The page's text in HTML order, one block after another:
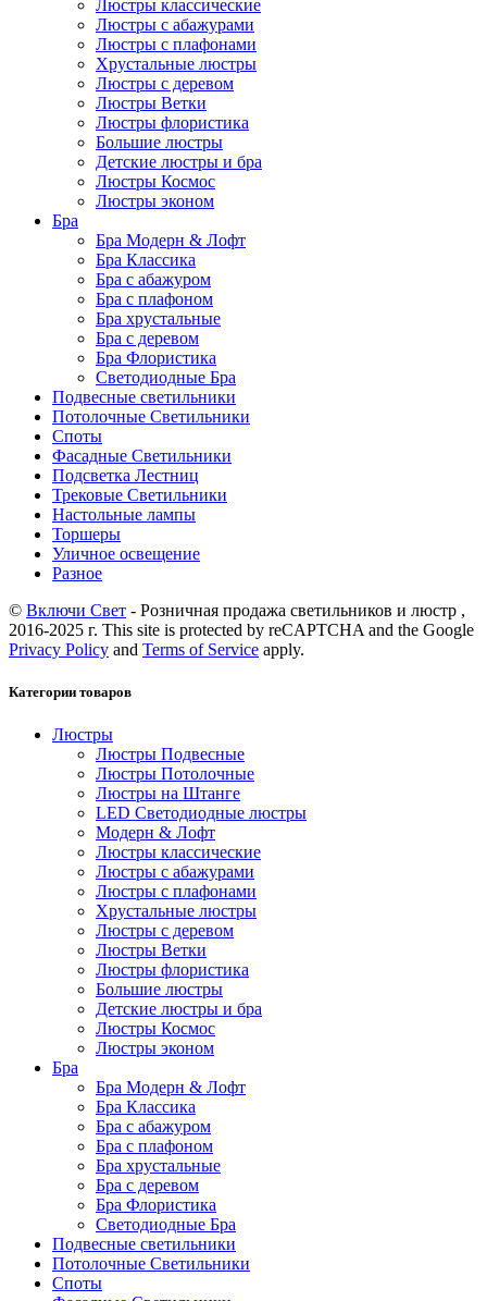
Люстры классические
Люстры с абажурами
Люстры с плафонами
Хрустальные люстры
Люстры с деревом
Люстры Ветки
Люстры флористика
Большие люстры
Детские люстры и бра
Люстры Космос
Люстры эконом
Бра
Бра Модерн & Лофт
Бра Классика
Бра с абажуром
Бра с плафоном
Бра хрустальные
Бра с деревом
Бра Флористика
Светодиодные Бра
Подвесные светильники
Потолочные Светильники
Споты
Фасадные Светильники
Подсветка Лестниц
Трековые Светильники
Настольные лампы
Торшеры
Уличное освещение
Разное
© Включи Свет - Розничная продажа светильников и люстр ,
2016-2025 г. This site is protected by reCAPTCHA and the Google
Privacy Policy and Terms of Service apply.
Категории товаров
Люстры
Люстры Подвесные
Люстры Потолочные
Люстры на Штанге
LED Светодиодные люстры
Модерн & Лофт
Люстры классические
Люстры с абажурами
Люстры с плафонами
Хрустальные люстры
Люстры с деревом
Люстры Ветки
Люстры флористика
Большие люстры
Детские люстры и бра
Люстры Космос
Люстры эконом
Бра
Бра Модерн & Лофт
Бра Классика
Бра с абажуром
Бра с плафоном
Бра хрустальные
Бра с деревом
Бра Флористика
Светодиодные Бра
Подвесные светильники
Потолочные Светильники
Споты